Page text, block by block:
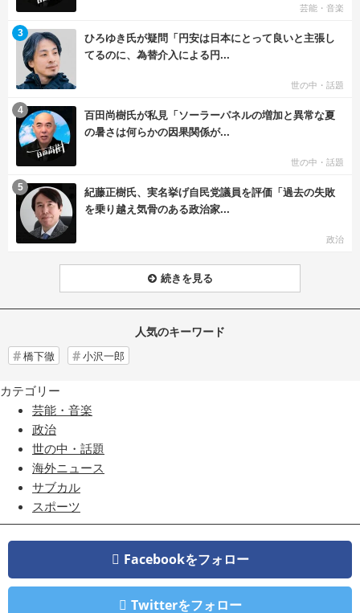
芸能・音楽
ひろゆき氏が疑問「円安は日本にとって良いと主張し
てるのに、為替介入による円...
世の中・話題
3
百田尚樹氏が私見「ソーラーパネルの増加と異常な夏
の暑さは何らかの因果関係が...
世の中・話題
4
紀藤正樹氏、実名挙げ自民党議員を評価「過去の失敗
を乗り越え気骨のある政治家...
政治
5
続きを見る
人気のキーワード
橋下徹 小沢一郎
カテゴリー
芸能・音楽
政治
世の中・話題
海外ニュース
サブカル
スポーツ
Facebookをフォロー
Twitterをフォロー